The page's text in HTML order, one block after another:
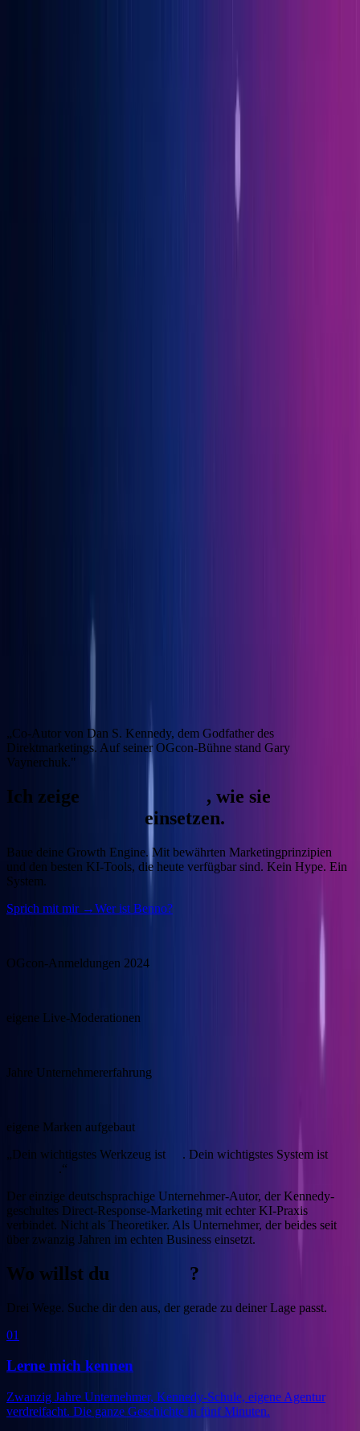
„Co-Autor von Dan S. Kennedy, dem Godfather des
Direktmarketings. Auf seiner OGcon-Bühne stand Gary
Vaynerchuk."
Ich zeige , wie sie
einsetzen.
Baue deine Growth Engine.Mit bewährten Marketingprinzipien
und den besten KI-Tools, die heute verfügbar sind. Kein Hype. Ein
System.
Sprich mit mir →Wer ist Benno?
OGcon-Anmeldungen 2024
eigene Live-Moderationen
Jahre Unternehmererfahrung
eigene Marken aufgebaut
„Dein wichtigstes Werkzeug ist
. Dein wichtigstes System ist
.“
Der einzige deutschsprachige Unternehmer-Autor, der Kennedy-
geschultes Direct-Response-Marketing mit echter KI-Praxis
verbindet. Nicht als Theoretiker. Als Unternehmer, der beides seit
über zwanzig Jahren im echten Business einsetzt.
Wo willst du ?
Drei Wege. Suche dir den aus, der gerade zu deiner Lage passt.
01
Lerne mich kennen
Zwanzig Jahre Unternehmer, Kennedy-Schule, eigene Agentur
verdreifacht. Die ganze Geschichte in fünf Minuten.